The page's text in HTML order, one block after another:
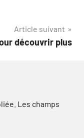
Article suivant
découvrir plus
Les champs